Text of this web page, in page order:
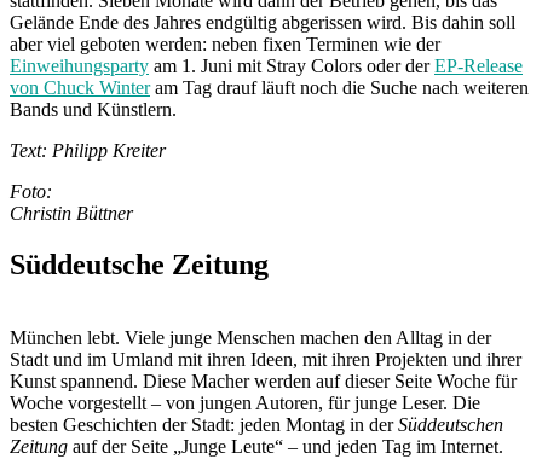
Gelände Ende des Jahres endgültig abgerissen wird. Bis dahin soll
aber viel geboten werden: neben fixen Terminen wie der
Einweihungsparty am 1. Juni mit Stray Colors oder derEP-Release
von Chuck Winteram Tag drauf läuft noch die Suche nach weiteren
Bands und Künstlern.
Text: Philipp Kreiter
Foto:
Christin Büttner
Süddeutsche Zeitung
München lebt. Viele junge Menschen machen den Alltag in der
Stadt und im Umland mit ihren Ideen, mit ihren Projekten und ihrer
Kunst spannend. Diese Macher werden auf dieser Seite Woche für
Woche vorgestellt – von jungen Autoren, für junge Leser. Die
besten Geschichten der Stadt: jeden Montag in derSüddeutschen
Zeitung auf der Seite „Junge Leute“ – und jeden Tag im Internet.